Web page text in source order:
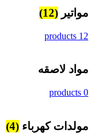
مواتير (12)
12 products
مواد لاصقه
0 products
مولدات كهرباء (4)